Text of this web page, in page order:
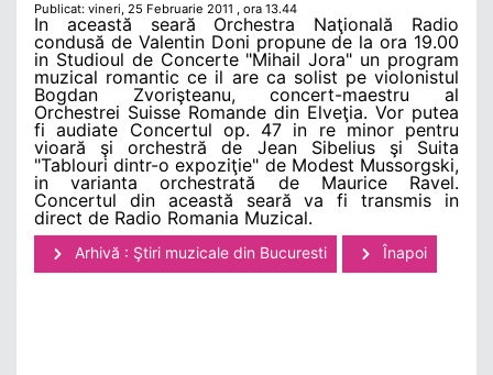
Publicat: vineri, 25 Februarie 2011 , ora 13.44
In această seară Orchestra Naţională Radio
condusă de Valentin Doni propune de la ora 19.00
in Studioul de Concerte "Mihail Jora" un program
muzical romantic ce il are ca solist pe violonistul
Bogdan Zvorişteanu, concert-maestru al
Orchestrei Suisse Romande din Elveţia. Vor putea
fi audiate Concertul op. 47 in re minor pentru
vioară şi orchestră de Jean Sibelius şi Suita
"Tablouri dintr-o expoziţie" de Modest Mussorgski,
in varianta orchestrată de Maurice Ravel.
Concertul din această seară va fi transmis in
direct de Radio Romania Muzical.
Arhivă : Ştiri muzicale din Bucuresti Înapoi